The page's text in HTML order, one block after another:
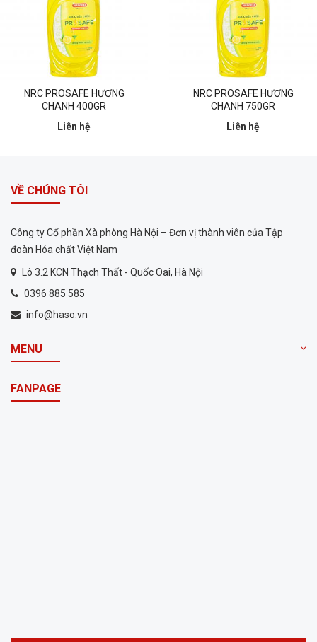
NRC PROSAFE HƯƠNG
CHANH 400GR
Liên hệ
NRC PROSAFE HƯƠNG
CHANH 750GR
Liên hệ
VỀ CHÚNG TÔI
Công ty Cổ phần Xà phòng Hà Nội – Đơn vị thành viên của Tập
đoàn Hóa chất Việt Nam
Lô 3.2 KCN Thạch Thất - Quốc Oai, Hà Nội
0396 885 585
info@haso.vn
MENU
FANPAGE